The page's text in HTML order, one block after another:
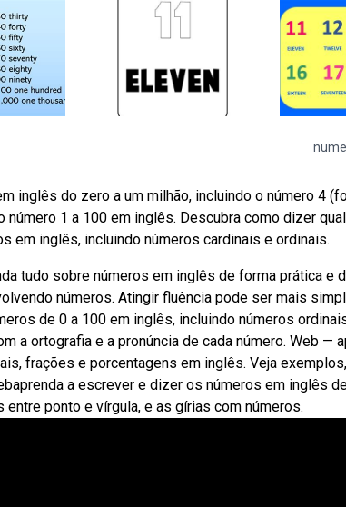
inglês do zero a um milhão, incluindo o número 4
1 a 100 em inglês. Descubra como dizer
em inglês, incluindo números cardinais e ordinais.
tudo sobre números em inglês de forma prática e
números. Atingir fluência pode ser mais
de 0 a 100 em inglês, incluindo números
a ortografia e a pronúncia de cada número. Web —
frações e porcentagens em inglês. Veja
a escrever e dizer os números em inglês
ponto e vírgula, e as gírias com números.